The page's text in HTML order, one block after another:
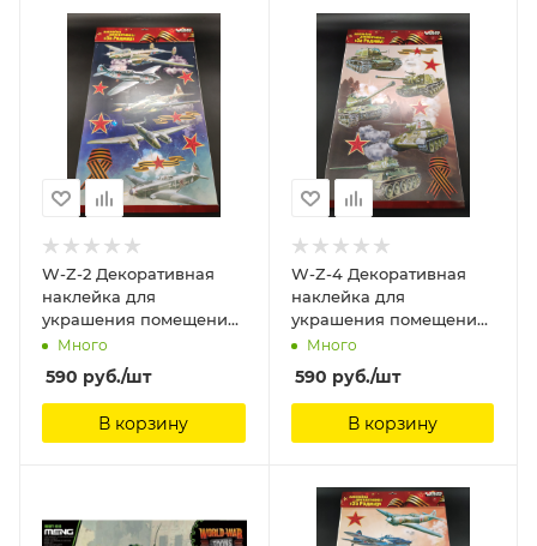
W-Z-2 Декоративная
наклейка для
украшения помещений
"Самолеты" 40х60 см
Много
590 руб./шт
В корзину
W-Z-4 Декоративная
наклейка для
украшения помещений
"Танки" 40х60 см
Много
590 руб./шт
В корзину